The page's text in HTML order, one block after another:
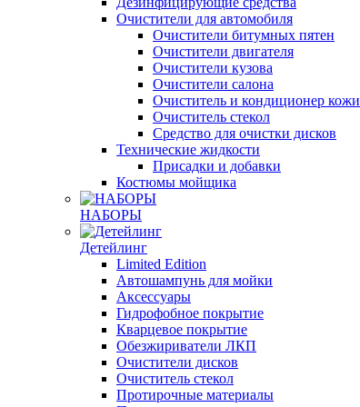
Очистители для автомобиля
Очистители битумных пятен
Очистители двигателя
Очистители кузова
Очистители салона
Очиститель и кондиционер кожи
Очиститель стекол
Средство для очистки дисков
Технические жидкости
Присадки и добавки
Костюмы мойщика
НАБОРЫ
Детейлинг
Limited Edition
Автошампунь для мойки
Аксессуары
Гидрофобное покрытие
Кварцевое покрытие
Обезжириватели ЛКП
Очистители дисков
Очиститель стекол
Протирочные материалы